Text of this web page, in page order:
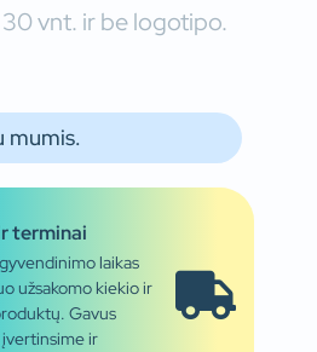
vnt. ir be logotipo.
mumis.
terminai
laikas
užsakomo kiekio ir
Gavus
įvertinsime ir